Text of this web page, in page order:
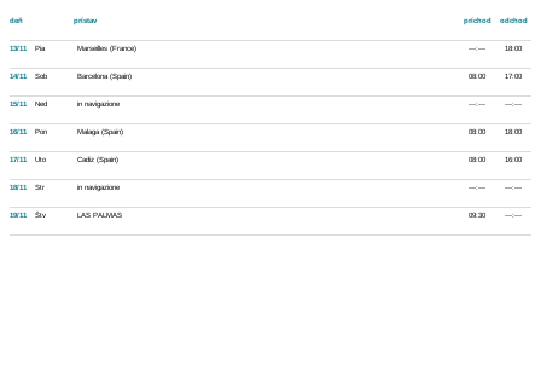
deň prístav odchod
príchod
18:00
---:---
13/11 Pia Marseilles (France)
17:00
08:00
14/11 Sob Barcelona (Spain)
---:---
---:---
15/11 Ned in navigazione
18:00
08:00
16/11 Pon Malaga (Spain)
16:00
08:00
17/11 Uto Cadiz (Spain)
---:---
---:---
18/11 Str in navigazione
---:---
09:30
19/11 Štv LAS PALMAS